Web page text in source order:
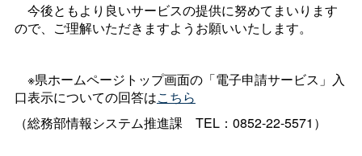
今後ともより良いサービスの提供に努めてまいります
ので、ご理解いただきますようお願いいたします。
※県ホームページトップ画面の「電子申請サービス」入
口表示についての回答はこちら
（総務部情報システム推進課 TEL：0852-22-5571）